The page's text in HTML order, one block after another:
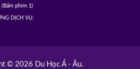
(Bấm phím 1)
DỊCH VỤ:
© 2026 Du Học Á - Âu.